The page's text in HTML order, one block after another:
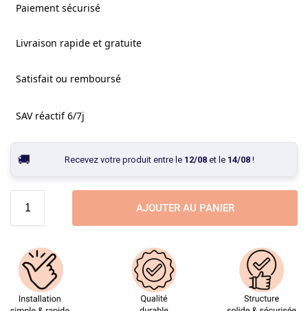
Paiement sécurisé
Livraison rapide et gratuite
Satisfait ou remboursé
SAV réactif 6/7j
Recevez votre produit entre le 12/08et le 14/08!
AJOUTER AU PANIER